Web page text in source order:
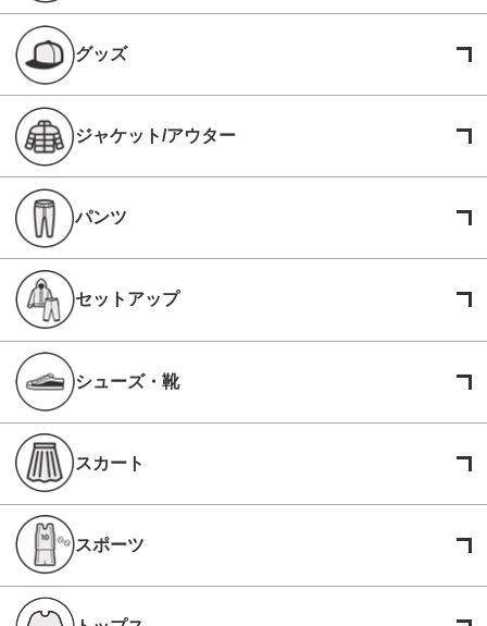
グッズ
ジャケット/アウター
パンツ
セットアップ
シューズ・靴
スカート
スポーツ